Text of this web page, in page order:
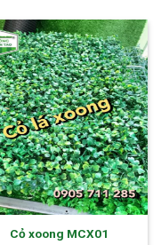
Cỏ xoong MCX01